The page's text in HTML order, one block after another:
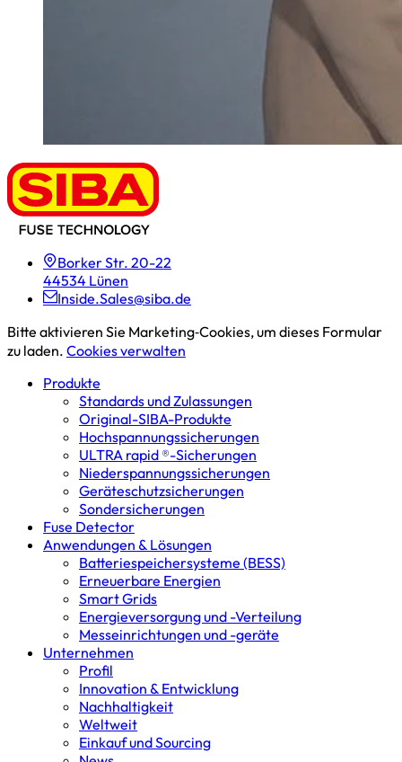
Borker Str. 20-22
44534 Lünen
Inside.Sales@siba.de
Bitte aktivieren Sie Marketing‑Cookies, um dieses Formular
zu laden. Cookies verwalten
Produkte
Standards und Zulassungen
Original-SIBA-Produkte
Hochspannungs­sicherungen
ULTRA rapid ®-Sicherungen
Niederspannungs­sicherungen
Geräteschutz­sicherungen
Sondersicherungen
Fuse Detector
Anwendungen & Lösungen
Batterie­speicher­systeme (BESS)
Erneuerbare Energien
Smart Grids
Energieversorgung und -Verteilung
Messeinrichtungen und -geräte
Unternehmen
Profil
Innovation & Entwicklung
Nachhaltigkeit
Weltweit
Einkauf und Sourcing